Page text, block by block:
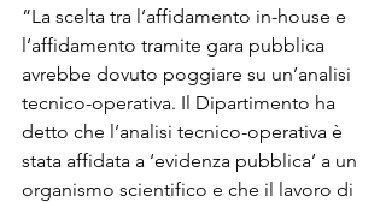
“La scelta tra l’affidamento in-house e
l’affidamento tramite gara pubblica
avrebbe dovuto poggiare su un’analisi
tecnico-operativa. Il Dipartimento ha
detto che l’analisi tecnico-operativa è
stata affidata a ‘evidenza pubblica’ a un
organismo scientifico e che il lavoro di